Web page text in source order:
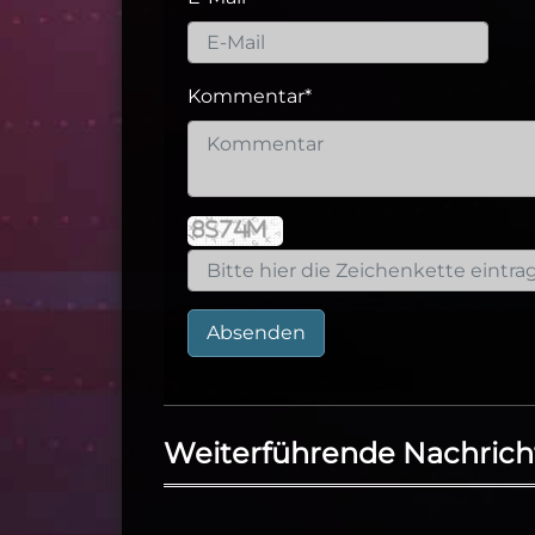
Kommentar*
Absenden
Weiterführende